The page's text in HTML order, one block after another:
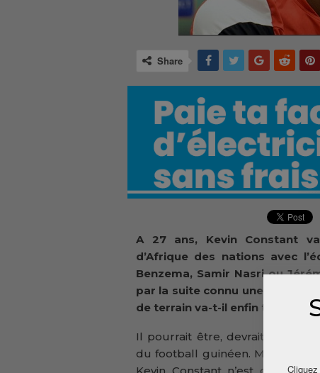
Share
A 27 ans, Kevin Constant
d’Afrique des nations avec
Benzema, Samir Nasri ou
par la suite connu une histoire
de terrain va-t-il enfin trouvé sa
Il pourrait être, devrait être, la
du football guinéen. Mais, à 27